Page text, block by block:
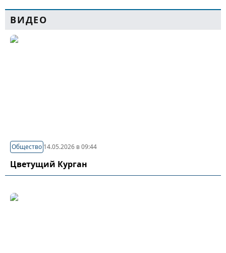
ВИДЕО
Общество 14.05.2026 в 09:44
Цветущий Курган